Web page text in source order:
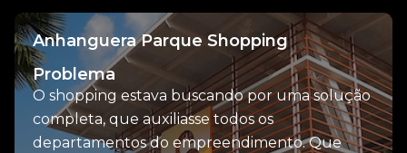
Anhanguera Parque Shopping
Problema
O shopping estava buscando por uma solução
completa, que auxiliasse todos os
departamentos do empreendimento. Que